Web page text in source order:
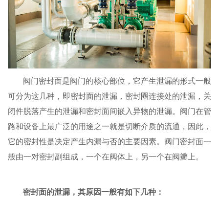
阀门密封面是阀门的核心部位，它产生泄漏的形式一般
可分为这几种，即密封面的泄漏，密封圈连接处的泄漏，关
闭件脱落产生的泄漏和密封面间嵌入异物的泄漏。阀门在管
路和设备上最广泛的用途之一就是切断介质的流通，因此，
它的密封性是决定产生内漏与否的主要因素。阀门密封面一
般由一对密封副组成，一个在阀体上，另一个在阀瓣上。
密封面的泄漏，其原因一般有如下几种：